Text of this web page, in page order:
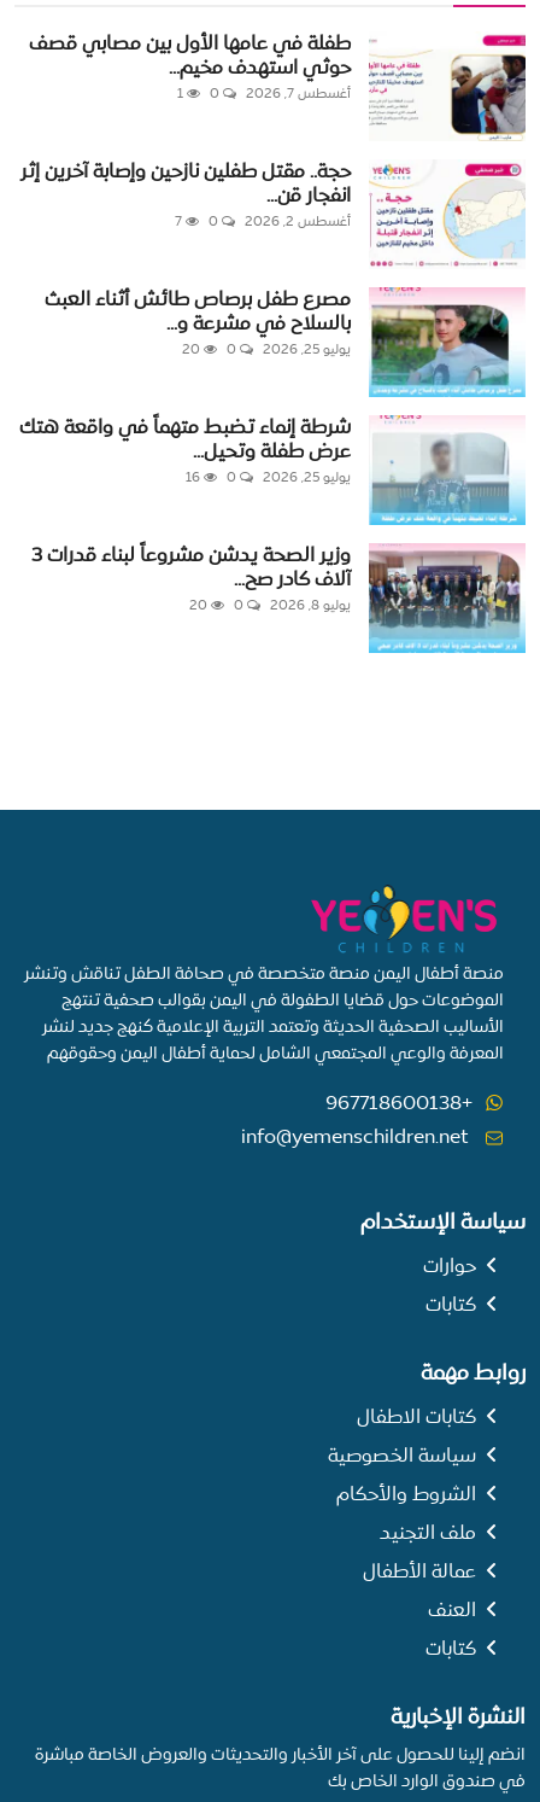
طفلة في عامها الأول بين مصابي قصف
حوثي استهدف مخيم...
أغسطس 7, 2026
حجة.. مقتل طفلين نازحين وإصابة آخرين إثر
انفجار قن...
أغسطس 2, 2026
مصرع طفل برصاص طائش أثناء العبث
بالسلاح في مشرعة و...
يوليو 25, 2026
شرطة إنماء تضبط متهماً في واقعة هتك
عرض طفلة وتحيل...
يوليو 25, 2026
وزير الصحة يدشن مشروعاً لبناء قدرات 3
آلاف كادر صح...
يوليو 8, 2026
منصة أطفال اليمن منصة متخصصة في صحافة الطفل تناقش وتنشر
الموضوعات حول قضايا الطفولة في اليمن بقوالب صحفية تنتهج
الأساليب الصحفية الحديثة وتعتمد التربية الإعلامية كنهج جديد لنشر
المعرفة والوعي المجتمعي الشامل لحماية أطفال اليمن وحقوقهم
+967718600138
info@yemenschildren.net
سياسة الإستخدام
حوارات
كتابات
روابط مهمة
كتابات الاطفال
سياسة الخصوصية
الشروط والأحكام
ملف التجنيد
عمالة الأطفال
العنف
كتابات
النشرة الإخبارية
انضم إلينا للحصول على آخر الأخبار والتحديثات والعروض الخاصة مباشرة
في صندوق الوارد الخاص بك